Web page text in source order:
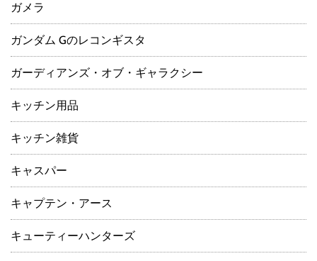
ガメラ
ガンダム Gのレコンギスタ
ガーディアンズ・オブ・ギャラクシー
キッチン用品
キッチン雑貨
キャスパー
キャプテン・アース
キューティーハンターズ